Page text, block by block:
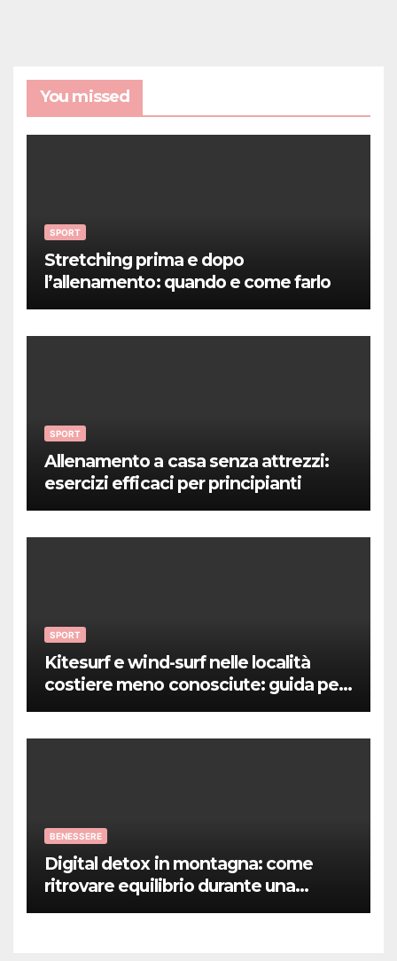
You missed
SPORT
Stretching prima e dopo
l’allenamento: quando e come farlo
SPORT
Allenamento a casa senza attrezzi:
esercizi efficaci per principianti
SPORT
Kitesurf e wind-surf nelle località
costiere meno conosciute: guida per
sportivi
BENESSERE
Digital detox in montagna: come
ritrovare equilibrio durante una
vacanza benessere